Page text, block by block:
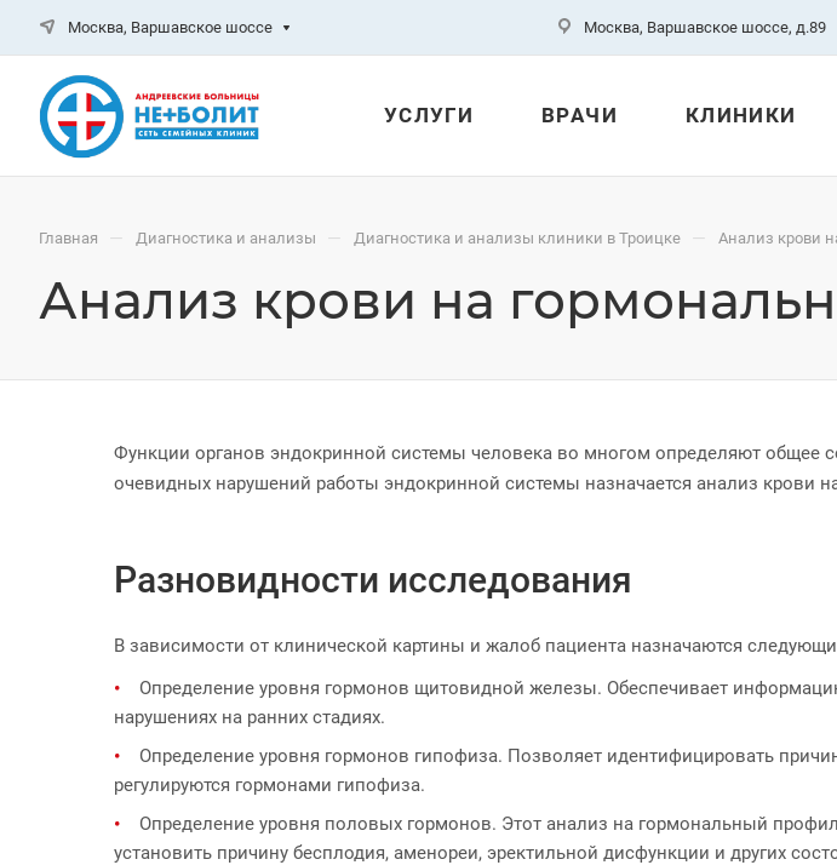
Москва, Варшавское шоссе Москва, Варшавское шоссе, д.89
УСЛУГИ ВРАЧИ КЛИНИКИ
Главная — Диагностика и анализы — Диагностика и анализы клиники в Троицке — Анализ крови
Анализ крови на
Функции органов эндокринной системы человека во многом определяют
очевидных нарушений работы эндокринной системы назначается анализ крови
Разновидности исследования
В зависимости от клинической картины и жалоб пациента назначаются
Определение уровня гормонов щитовидной железы. Обеспечивает
нарушениях на ранних стадиях.
Определение уровня гормонов гипофиза. Позволяет идентифицировать
регулируются гормонами гипофиза.
Определение уровня половых гормонов. Этот анализ на гормональный
установить причину бесплодия, аменореи, эректильной дисфункции и других